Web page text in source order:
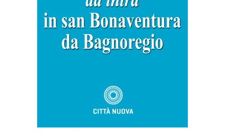
AGGIUNGI AL CARRELLO